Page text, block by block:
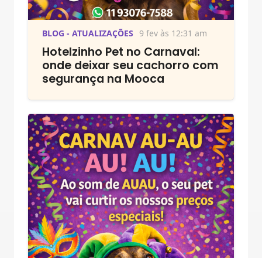
BLOG - ATUALIZAÇÕES 9 fev às 12:31 am
Hotelzinho Pet no Carnaval:
onde deixar seu cachorro com
segurança na Mooca